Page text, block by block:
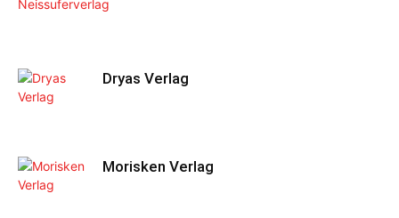
Dryas Verlag
Morisken Verlag